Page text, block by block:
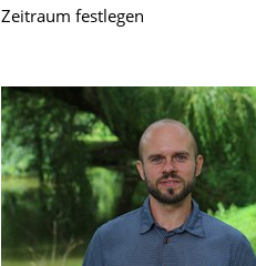
Zeitraum festlegen